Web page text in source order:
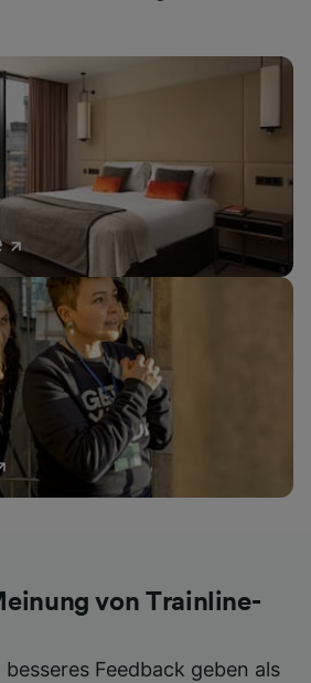
von Trainline-
Feedback geben als